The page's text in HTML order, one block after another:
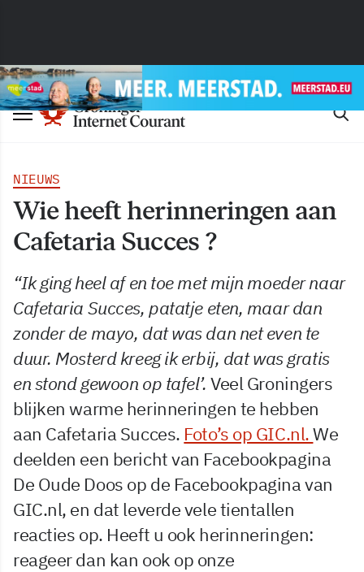
NIEUWS
Wie heeft herinneringen aan
Cafetaria Succes ?
“Ik ging heel af en toe met mijn moeder naar
Cafetaria Succes, patatje eten, maar dan
zonder de mayo, dat was dan net even te
duur. Mosterd kreeg ik erbij, dat was gratis
en stond gewoon op tafel’. Veel Groningers
blijken warme herinneringen te hebben
aan Cafetaria Succes. Foto’s op GIC.nl.We
deelden een bericht van Facebookpagina
De Oude Doos op de Facebookpagina van
GIC.nl, en dat leverde vele tientallen
reacties op. Heeft u ook herinneringen:
reageer dan kan ook op onze